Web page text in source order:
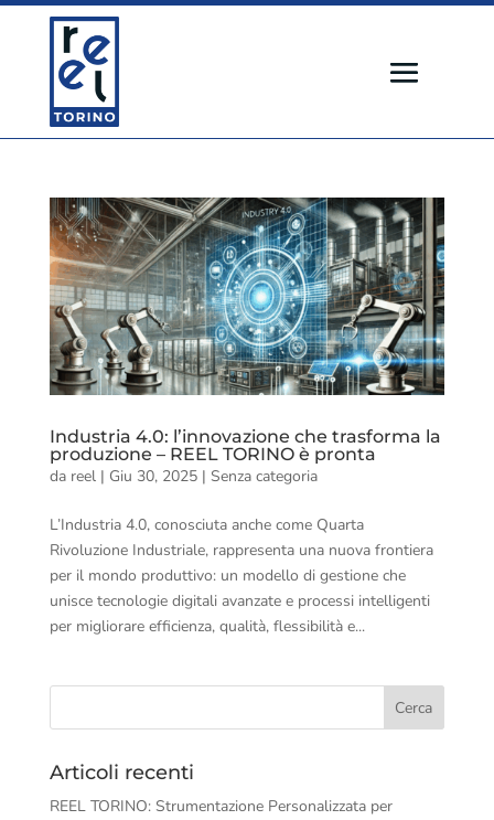
Industria 4.0: l’innovazione che trasforma la
produzione – REEL TORINO è pronta
da reel| Giu 30, 2025| Senza categoria
L’Industria 4.0, conosciuta anche come Quarta
Rivoluzione Industriale, rappresenta una nuova frontiera
per il mondo produttivo: un modello di gestione che
unisce tecnologie digitali avanzate e processi intelligenti
per migliorare efficienza, qualità, flessibilità e...
Articoli recenti
REEL TORINO: Strumentazione Personalizzata per